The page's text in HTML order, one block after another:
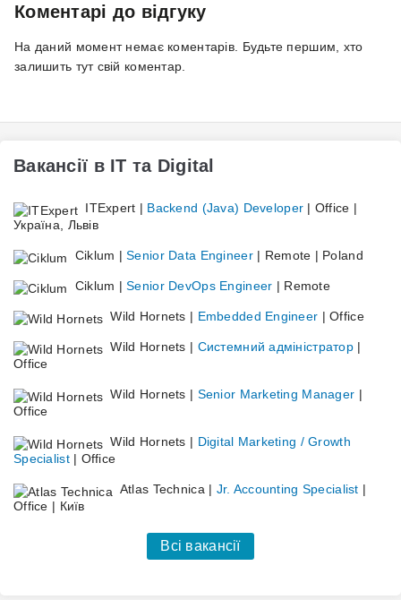
Коментарі до відгуку
На даний момент немає коментарів. Будьте першим, хто
залишить тут свій коментар.
Вакансії в IT та Digital
ITExpert | Backend (Java) Developer | Office |
Україна, Львів
Ciklum |Senior Data Engineer| Remote | Poland
Ciklum |Senior DevOps Engineer | Remote
Wild Hornets | Embedded Engineer | Office
Wild Hornets | Системний адміністратор |
Office
Wild Hornets | Senior Marketing Manager |
Office
Wild Hornets | Digital Marketing / Growth
Specialist| Office
Atlas Technica | Jr. Accounting Specialist |
Office | Київ
Всі вакансії